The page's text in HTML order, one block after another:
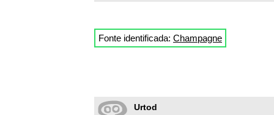
Fonte identificada: Champagne
Urtod